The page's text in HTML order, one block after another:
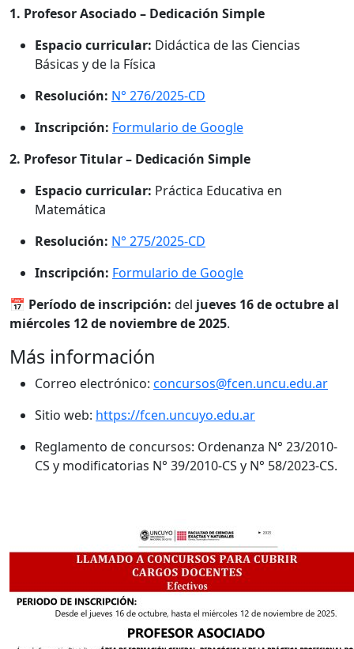
1. Profesor Asociado – Dedicación Simple
Espacio curricular: Didáctica de las Ciencias
Básicas y de la Física
Resolución: N° 276/2025-CD
Inscripción: Formulario de Google
2. Profesor Titular – Dedicación Simple
Espacio curricular: Práctica Educativa en
Matemática
Resolución: N° 275/2025-CD
Inscripción: Formulario de Google
📅 Período de inscripción: del jueves 16 de octubre al
miércoles 12 de noviembre de 2025.
Más información
Correo electrónico: concursos@fcen.uncu.edu.ar
Sitio web: https://fcen.uncuyo.edu.ar
Reglamento de concursos: Ordenanza N° 23/2010-
CS y modificatorias N° 39/2010-CS y N° 58/2023-CS.